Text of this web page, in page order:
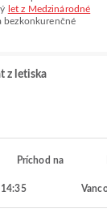
let z Medzinárodné
bezkonkurenčné
z letiska
Príchod na
14:35